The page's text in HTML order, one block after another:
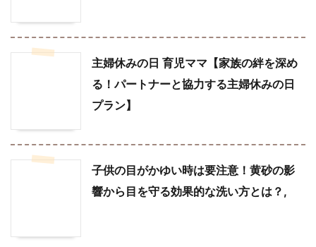
主婦休みの日 育児ママ【家族の絆を深め
る！パートナーと協力する主婦休みの日
プラン】
子供の目がかゆい時は要注意！黄砂の影
響から目を守る効果的な洗い方とは？,